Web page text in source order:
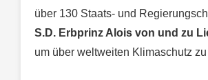
über 130 Staats- und
S.D. Erbprinz Alois von und zu
um über weltweiten Klimaschutz